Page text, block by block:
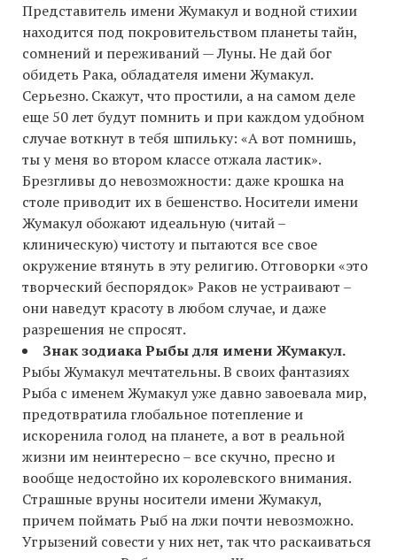
Представитель имени Жумакул и водной стихии
находится под покровительством планеты тайн,
сомнений и переживаний — Луны. Не дай бог
обидеть Рака, обладателя имени Жумакул.
Серьезно. Скажут, что простили, а на самом деле
еще 50 лет будут помнить и при каждом удобном
случае воткнут в тебя шпильку: «А вот помнишь,
ты у меня во втором классе отжала ластик».
Брезгливы до невозможности: даже крошка на
столе приводит их в бешенство. Носители имени
Жумакул обожают идеальную (читай –
клиническую) чистоту и пытаются все свое
окружение втянуть в эту религию. Отговорки «это
творческий беспорядок» Раков не устраивают –
они наведут красоту в любом случае, и даже
разрешения не спросят.
Знак зодиака Рыбы для имени Жумакул.
Рыбы Жумакул мечтательны. В своих фантазиях
Рыба с именем Жумакул уже давно завоевала мир,
предотвратила глобальное потепление и
искоренила голод на планете, а вот в реальной
жизни им неинтересно – все скучно, пресно и
вообще недостойно их королевского внимания.
Страшные вруны носители имени Жумакул,
причем поймать Рыб на лжи почти невозможно.
Угрызений совести у них нет, так что раскаиваться